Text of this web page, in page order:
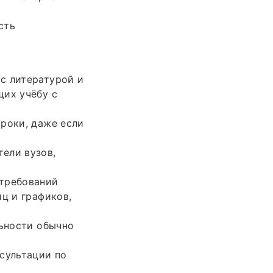
литературой и
учёбу с
даже если
вузов,
и графиков,
обычно
по